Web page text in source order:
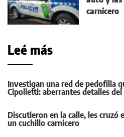
carnicero
Leé más
Investigan una red de pedofilia
Cipolletti: aberrantes detalles del
Discutieron en la calle, les cruzó
un cuchillo carnicero